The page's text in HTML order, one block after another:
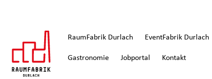
RaumFabrik Durlach EventFabrik Durlach
Gastronomie Jobportal Kontakt